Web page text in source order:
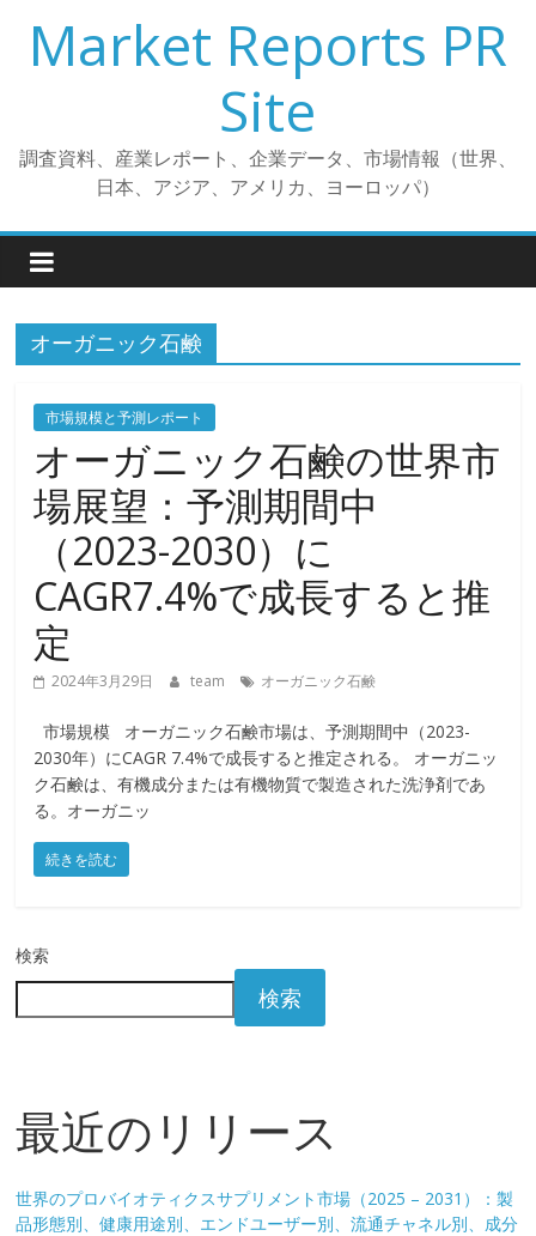
プ
Market Reports PR
Site
調査資料、産業レポート、企業データ、市場情報（世界、
日本、アジア、アメリカ、ヨーロッパ）
オーガニック石鹸
市場規模と予測レポート
オーガニック石鹸の世界市
場展望：予測期間中
（2023-2030）に
CAGR7.4%で成長すると推
定
2024年3月29日 team オーガニック石鹸
市場規模 オーガニック石鹸市場は、予測期間中（2023-
2030年）にCAGR 7.4%で成長すると推定される。 オーガニッ
ク石鹸は、有機成分または有機物質で製造された洗浄剤であ
る。オーガニッ
続きを読む
検索
検索
最近のリリース
世界のプロバイオティクスサプリメント市場（2025 – 2031）：製
品形態別、健康用途別、エンドユーザー別、流通チャネル別、成分